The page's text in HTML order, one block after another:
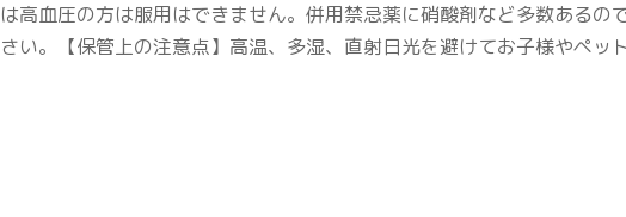
高血圧の方は服用はできません。併用禁忌薬に硝酸剤など多数ある
い。【保管上の注意点】高温、多湿、直射日光を避けてお子様やペ